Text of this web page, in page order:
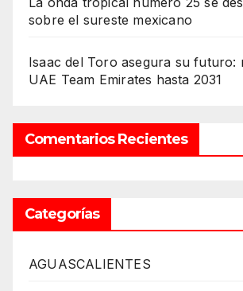
sobre el sureste mexicano
Isaac del Toro asegura su futuro:
UAE Team Emirates hasta 2031
Comentarios Recientes
Categorías
AGUASCALIENTES